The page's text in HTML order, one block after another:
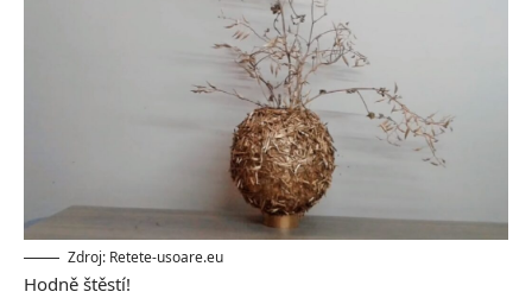
Zdroj: Retete-usoare.eu
Hodně štěstí!